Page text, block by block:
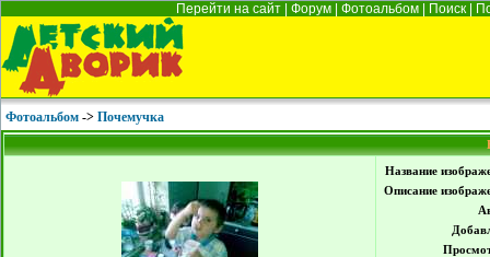
Перейти на сайт Форум Фотоальбом Поиск
Фотоальбом -> Почемучка
Название
Описание